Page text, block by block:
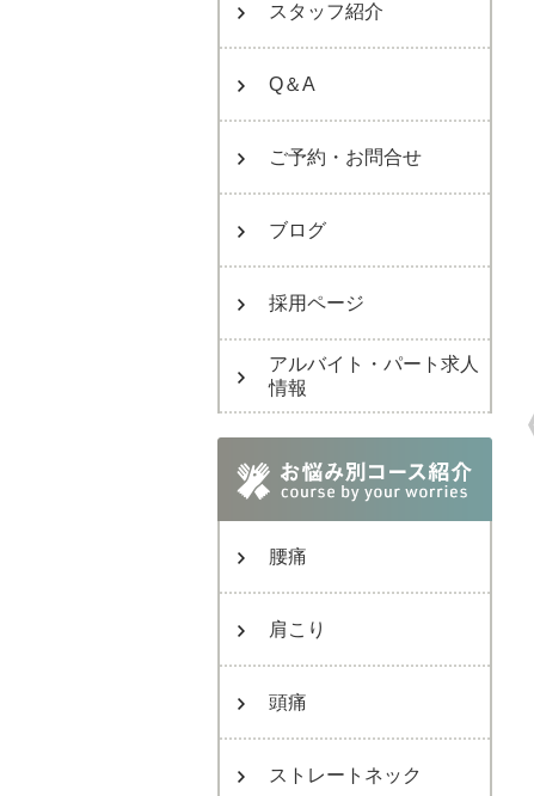
スタッフ紹介
Q＆A
ご予約・お問合せ
ブログ
採用ページ
アルバイト・パート求人
情報
腰痛
肩こり
頭痛
ストレートネック